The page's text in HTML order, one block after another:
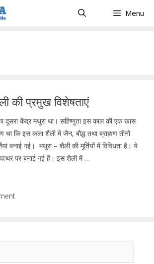
Menu
की प्रमुख विशेषताएं
दूसरा केंद्र मथुरा था। सहिष्णुता इस काल की एक खास
था कि इस कला शैली में जैन, बौद्ध तथा ब्राह्मण तीनों
बनाई गई। मथुरा – शैली की मूर्तियों में विविधता है। ये
पत्थर पर बनाई गई हैं। इस शैली में …